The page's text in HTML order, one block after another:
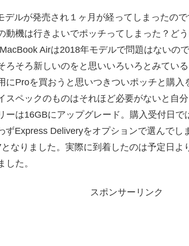
デルが発売され１ヶ月が経ってしまったの
動機は行きよいでポッチってしまった？ど
Airは2018年モデルで問題はないの
ろそろ新しいのをと思いいろいろとみてい
にProを買おうと思いつきついポッチと購
スペックのものはそれほど必要がないと自
ーは16GBにアップグレード。購入受付日
ずExpress Deliveryをオプションで選んで
なりました。実際に到着したのは予定日よ
した。
スポンサーリンク